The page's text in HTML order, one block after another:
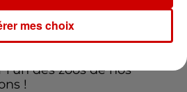
l'un des zoos de nos
!
mes choix